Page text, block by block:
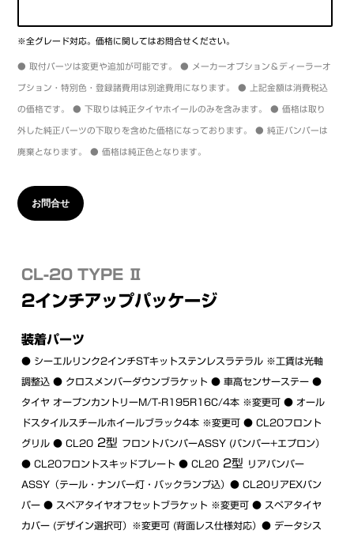
※全グレード対応。価格に関してはお問合せください。
● 取付パーツは変更や追加が可能です。 ● メーカーオプション＆ディーラーオ
プション・特別色・登録諸費用は別途費用になります。 ● 上記金額は消費税込
の価格です。 ● 下取りは純正タイヤホイールのみを含みます。 ● 価格は取り
外した純正パーツの下取りを含めた価格になっております。 ● 純正バンパーは
廃棄となります。 ● 価格は純正色となります。
お問合せ
CL-20 TYPE Ⅱ
2インチアップパッケージ
装着パーツ
● シーエルリンク2インチSTキットステンレスラテラル ※工賃は光軸
調整込 ● クロスメンバーダウンブラケット ● 車高センサーステー ●
タイヤ オープンカントリーM/T-R195R16C/4本 ※変更可 ● オール
ドスタイルスチールホイールブラック4本 ※変更可 ● CL20フロント
グリル ● CL202型 フロントバンパーASSY (バンパー+エプロン）
● CL20フロントスキッドプレート ● CL202型 リアバンパー
ASSY（テール・ナンバー灯・バックランプ込）● CL20リアEXバン
パー ● スペアタイヤオフセットブラケット ※変更可 ● スペアタイヤ
カバー (デザイン選択可）※変更可 (背面レス仕様対応）● データシス